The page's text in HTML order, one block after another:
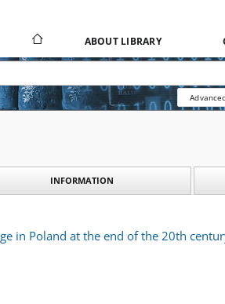
ABOUT LIBRARY
INFORMATION
in Poland at the end of the 20th